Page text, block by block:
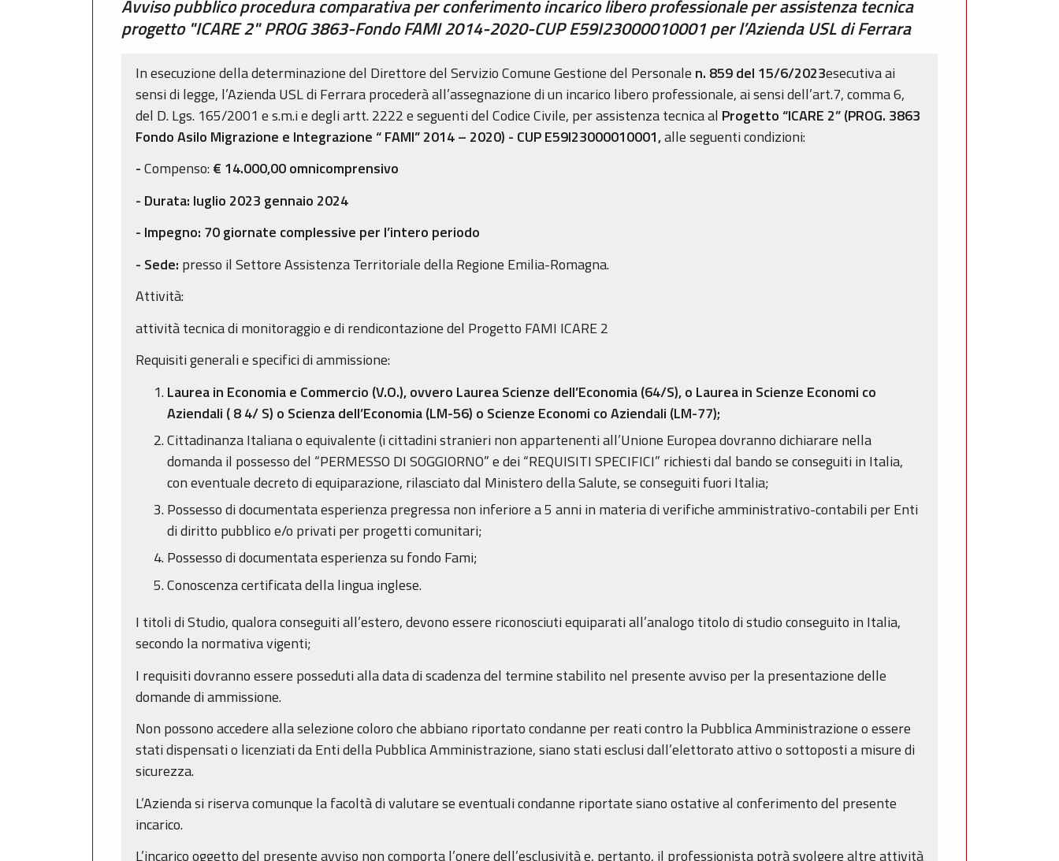
Avviso pubblico procedura comparativa per conferimento incarico libero professionale per assistenza tecnica
progetto "ICARE 2" PROG 3863-Fondo FAMI 2014-2020-CUP E59I23000010001 per l’Azienda USL di Ferrara
In esecuzione della determinazione del Direttore del Servizio Comune Gestione del Personale n. 859 del 15/6/2023esecutiva ai
sensi di legge, l’Azienda USL di Ferrara procederà all’assegnazione di un incarico libero professionale, ai sensi dell’art.7, comma 6,
del D. Lgs. 165/2001 e s.m.i e degli artt. 2222 e seguenti del Codice Civile, per assistenza tecnica al Progetto “ICARE 2” (PROG. 3863
Fondo Asilo Migrazione e Integrazione “ FAMI” 2014 – 2020) - CUP E59I23000010001,alle seguenti condizioni:
-Compenso:€ 14.000,00 omnicomprensivo
- Durata: luglio 2023 gennaio 2024
- Impegno: 70 giornate complessive per l’intero periodo
- Sede: presso il Settore Assistenza Territoriale della Regione Emilia-Romagna.
Attività:
attività tecnica di monitoraggio e di rendicontazione del Progetto FAMI ICARE 2
Requisiti generali e specifici di ammissione:
Laurea in Economia e Commercio (V.O.), ovvero Laurea Scienze dell’Economia (64/S), o Laurea in Scienze Economi co
Aziendali ( 8 4/ S) o Scienza dell’Economia (LM-56) o Scienze Economi co Aziendali (LM-77);
Cittadinanza Italiana o equivalente (i cittadini stranieri non appartenenti all’Unione Europea dovranno dichiarare nella
domanda il possesso del “PERMESSO DI SOGGIORNO” e dei “REQUISITI SPECIFICI” richiesti dal bando se conseguiti in Italia,
con eventuale decreto di equiparazione, rilasciato dal Ministero della Salute, se conseguiti fuori Italia;
Possesso di documentata esperienza pregressa non inferiore a 5 anni in materia di verifiche amministrativo-contabili per Enti
di diritto pubblico e/o privati per progetti comunitari;
Possesso di documentata esperienza su fondo Fami;
Conoscenza certificata della lingua inglese.
I titoli di Studio, qualora conseguiti all’estero, devono essere riconosciuti equiparati all’analogo titolo di studio conseguito in Italia,
secondo la normativa vigenti;
I requisiti dovranno essere posseduti alla data di scadenza del termine stabilito nel presente avviso per la presentazione delle
domande di ammissione.
Non possono accedere alla selezione coloro che abbiano riportato condanne per reati contro la Pubblica Amministrazione o essere
stati dispensati o licenziati da Enti della Pubblica Amministrazione, siano stati esclusi dall’elettorato attivo o sottoposti a misure di
sicurezza.
L’Azienda si riserva comunque la facoltà di valutare se eventuali condanne riportate siano ostative al conferimento del presente
incarico.
L’incarico oggetto del presente avviso non comporta l’onere dell’esclusività e, pertanto, il professionista potrà svolgere altre attività